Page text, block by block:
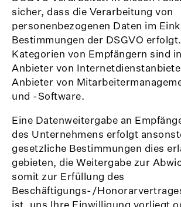
sicher, dass die Verarbeitung von
personenbezogenen Daten im
Bestimmungen der DSGVO
Kategorien von Empfängern sind
Anbieter von
Anbieter von
und -Software.
Eine Datenweitergabe an
des Unternehmens erfolgt
gesetzliche Bestimmungen dies
gebieten, die Weitergabe zur
somit zur Erfüllung des
Beschäftigungs-/
ist, uns Ihre Einwilligung vorliegt